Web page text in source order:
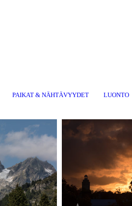
PAIKAT & NÄHTÄVYYDET LUONTO